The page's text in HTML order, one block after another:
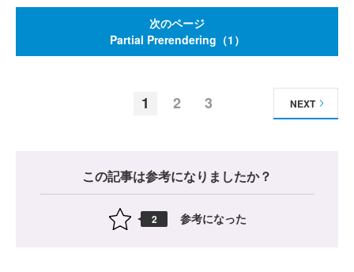
次のページ
Partial Prerendering（1）
1 2 3 NEXT
この記事は参考になりましたか？
2 参考になった